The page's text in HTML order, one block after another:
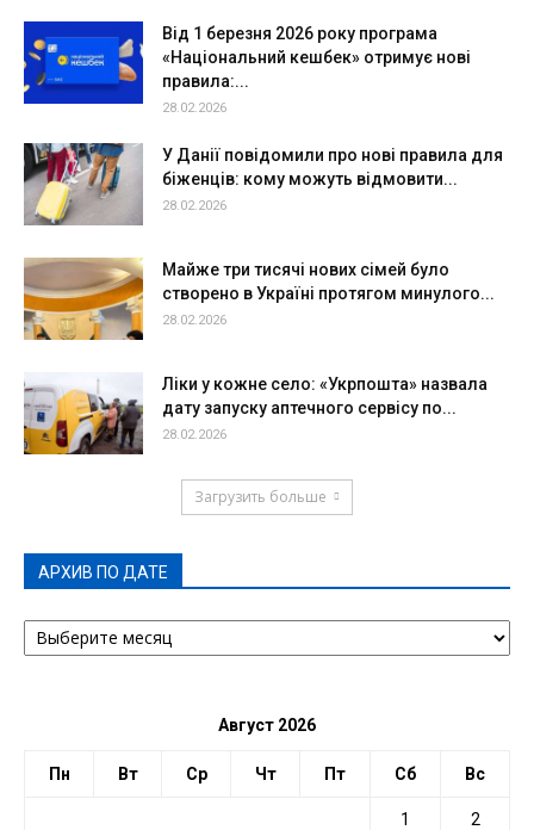
Від 1 березня 2026 року програма
«Національний кешбек» отримує нові
правила:...
28.02.2026
У Данії повідомили про нові правила для
біженців: кому можуть відмовити...
28.02.2026
Майже три тисячі нових сімей було
створено в Україні протягом минулого...
28.02.2026
Ліки у кожне село: «Укрпошта» назвала
дату запуску аптечного сервісу по...
28.02.2026
Загрузить больше
АРХИВ ПО ДАТЕ
АРХИВ
ПО
Август 2026
Пн Вт Ср Чт Пт Сб Вс
1 2